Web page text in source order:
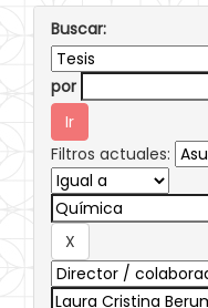
Buscar:
por
Filtros actuales: